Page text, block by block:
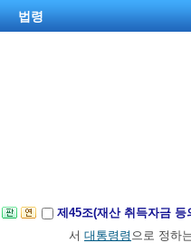
법령
제45조(재산 취득자금 등
서 대통령령 으로 정하